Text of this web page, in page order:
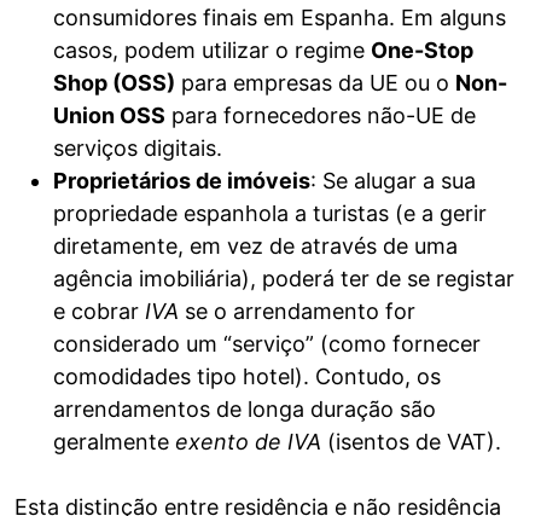
consumidores finais em Espanha. Em alguns
casos, podem utilizar o regime One-Stop
Shop (OSS) para empresas da UE ou o Non-
Union OSS para fornecedores não-UE de
serviços digitais.
Proprietários de imóveis: Se alugar a sua
propriedade espanhola a turistas (e a gerir
diretamente, em vez de através de uma
agência imobiliária), poderá ter de se registar
e cobrar IVA se o arrendamento for
considerado um “serviço” (como fornecer
comodidades tipo hotel). Contudo, os
arrendamentos de longa duração são
geralmente exento de IVA (isentos de VAT).
Esta distinção entre residência e não residência